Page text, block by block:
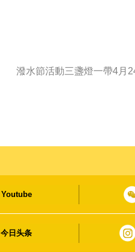
潑水節活動三盞燈一帶4月
Youtube
今日头条